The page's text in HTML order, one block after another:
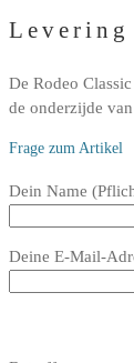
Levering
De Rodeo
de onderzijde
Frage zum Artikel
Bitte
Feld
Dein Name
Deine E-Mail-